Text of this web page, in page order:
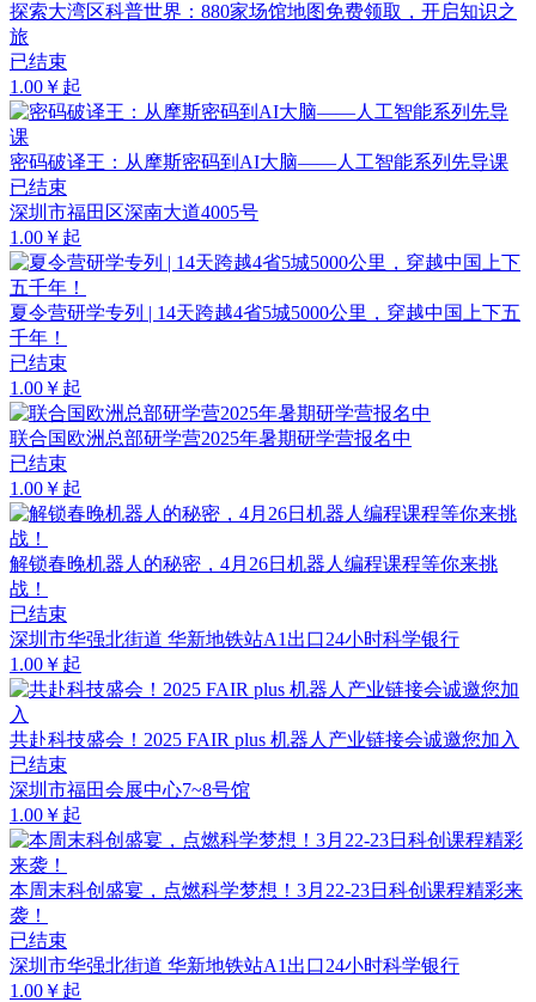
探索大湾区科普世界：880家场馆地图免费领取，开启知识之
旅
已结束
1.00￥起
密码破译王：从摩斯密码到AI大脑——人工智能系列先导课
已结束
深圳市福田区深南大道4005号
1.00￥起
夏令营研学专列 | 14天跨越4省5城5000公里，穿越中国上下五
千年！
已结束
1.00￥起
联合国欧洲总部研学营2025年暑期研学营报名中
已结束
1.00￥起
解锁春晚机器人的秘密，4月26日机器人编程课程等你来挑
战！
已结束
深圳市华强北街道 华新地铁站A1出口24小时科学银行
1.00￥起
共赴科技盛会！2025 FAIR plus 机器人产业链接会诚邀您加入
已结束
深圳市福田会展中心7~8号馆
1.00￥起
本周末科创盛宴，点燃科学梦想！3月22-23日科创课程精彩来
袭！
已结束
深圳市华强北街道 华新地铁站A1出口24小时科学银行
1.00￥起